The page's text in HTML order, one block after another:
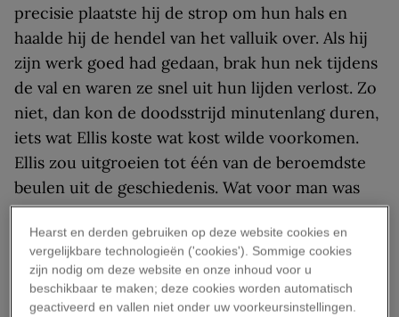
precisie plaatste hij de strop om hun hals en
haalde hij de hendel van het valluik over. Als hij
zijn werk goed had gedaan, brak hun nek tijdens
de val en waren ze snel uit hun lijden verlost. Zo
niet, dan kon de doodsstrijd minutenlang duren,
iets wat Ellis koste wat kost wilde voorkomen.
Ellis zou uitgroeien tot één van de beroemdste
beulen uit de geschiedenis. Wat voor man was
hij?
Een gevoelige man met
een grimmig beroep
Hearst en derden gebruiken op deze website cookies en
vergelijkbare technologieën ('cookies'). Sommige cookies
zijn nodig om deze website en onze inhoud voor u
beschikbaar te maken; deze cookies worden automatisch
geactiveerd en vallen niet onder uw voorkeursinstellingen.